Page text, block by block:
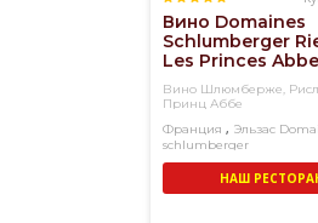
Вино Domaines
Schlumberger
Les Princes
(0,75L)
Вино Шлюмберже,
Принц Аббе
Франция , Эльзас
schlumberger
Белое Сухое
НАШ